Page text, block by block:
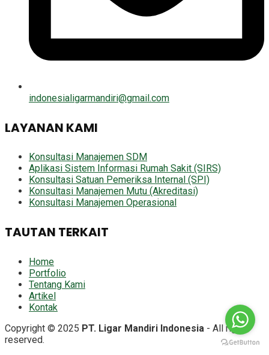
indonesialigarmandiri@gmail.com
LAYANAN KAMI
Konsultasi Manajemen SDM
Aplikasi Sistem Informasi Rumah Sakit (SIRS)
Konsultasi Satuan Pemeriksa Internal (SPI)
Konsultasi Manajemen Mutu (Akreditasi)
Konsultasi Manajemen Operasional
TAUTAN TERKAIT
Home
Portfolio
Tentang Kami
Artikel
Kontak
Copyright © 2025 PT. Ligar Mandiri Indonesia - All right
reserved.